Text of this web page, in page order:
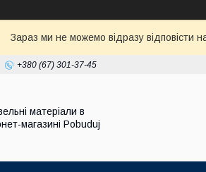
Зараз ми не можемо відразу відповісти
+380 (67) 301-37-45
матеріали в
магазині Pobuduj